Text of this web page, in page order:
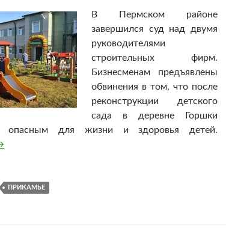
В Пермском районе
завершился суд над двумя
руководителями
строительных фирм.
Бизнесменам предъявлены
обвинения в том, что после
реконструкции детского
сада в деревне Горшки
опасным для жизни и здоровья детей.
Прикамье чиновник получил 1,5 года за
ПРИКАМЬЕ